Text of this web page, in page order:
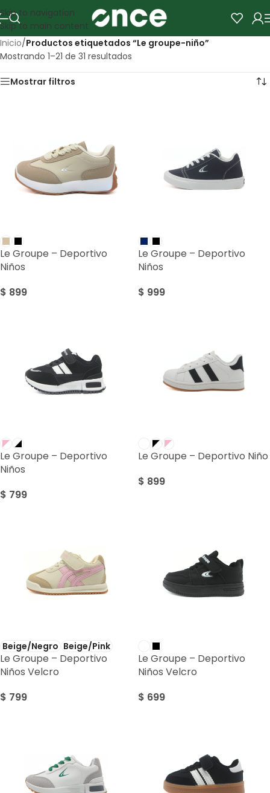
Skip to navigation
Skip to main content
Inicio/Productos etiquetados “Le groupe-niño”
Mostrando 1–21 de 31 resultados
Mostrar filtros
Le Groupe – Deportivo
Niños
$ 899
Le Groupe – Deportivo
Niños
$ 999
Le Groupe – Deportivo
Niños
$ 799
Le Groupe – Deportivo Niño
$ 899
Beige/Negro Beige/Pink
Le Groupe – Deportivo
Niños Velcro
$ 799
Le Groupe – Deportivo
Niños Velcro
$ 699